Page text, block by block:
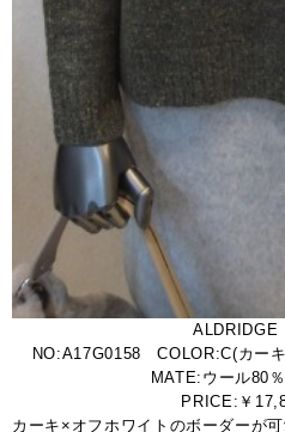
NO:A17G0158 COLOR:C(カー
MATE:ウール80
PRICE:￥
カーキ×オフホワイトのボーダーが